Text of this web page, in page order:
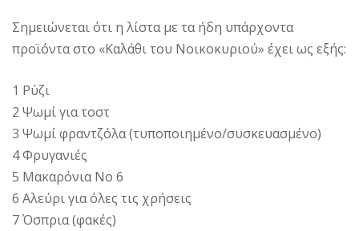
Σημειώνεται ότι η λίστα με τα ήδη υπάρχοντα
προϊόντα στο «Καλάθι του Νοικοκυριού» έχει ως εξής:
1 Ρύζι
2 Ψωμί για τoστ
3 Ψωμί φραντζόλα (τυποποιημένο/συσκευασμένο)
4 Φρυγανιές
5 Μακαρόνια Νο 6
6 Αλεύρι για όλες τις χρήσεις
7 Όσπρια (φακές)